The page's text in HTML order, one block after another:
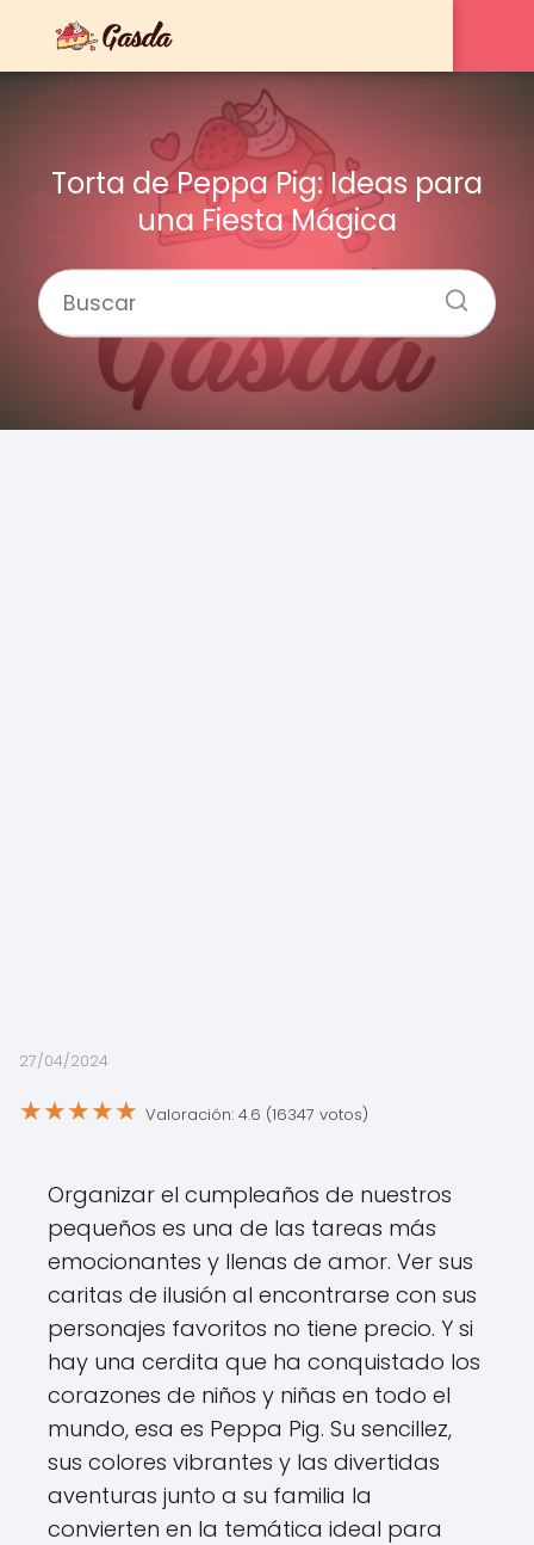
Torta de Peppa Pig: Ideas para
una Fiesta Mágica
27/04/2024
★★★★★ Valoración: 4.6 (16347 votos)
Organizar el cumpleaños de nuestros
pequeños es una de las tareas más
emocionantes y llenas de amor. Ver sus
caritas de ilusión al encontrarse con sus
personajes favoritos no tiene precio. Y si
hay una cerdita que ha conquistado los
corazones de niños y niñas en todo el
mundo, esa es Peppa Pig. Su sencillez,
sus colores vibrantes y las divertidas
aventuras junto a su familia la
convierten en la temática ideal para